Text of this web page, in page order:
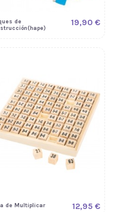
de
19,90 €
de Multiplicar 12,95 €